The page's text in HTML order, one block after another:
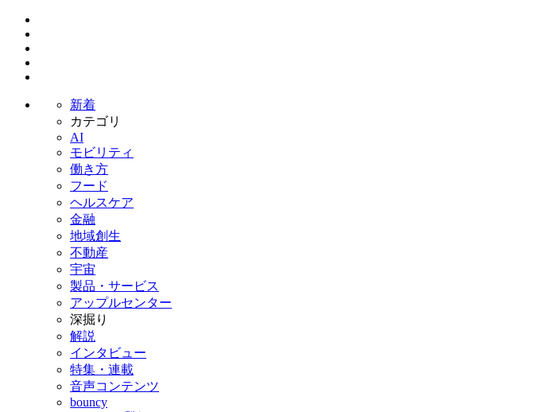
新着
カテゴリ
AI
モビリティ
働き方
フード
ヘルスケア
金融
地域創生
不動産
宇宙
製品・サービス
アップルセンター
深掘り
解説
インタビュー
特集・連載
音声コンテンツ
bouncy